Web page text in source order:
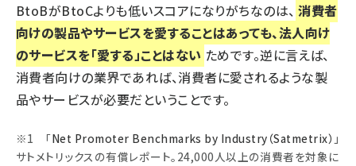
BtoBがBtoCよりも低いスコアになりがちなのは、 消費者
向けの製品やサービスを愛することはあっても、法人向け
のサービスを「愛する」ことはない ためです。逆に言えば、
消費者向けの業界であれば、消費者に愛されるような製
品やサービスが必要だということです。
※1 「Net Promoter Benchmarks by Industry（Satmetrix） 」
サトメトリックスの有償レポート。24,000人以上の消費者を対象に